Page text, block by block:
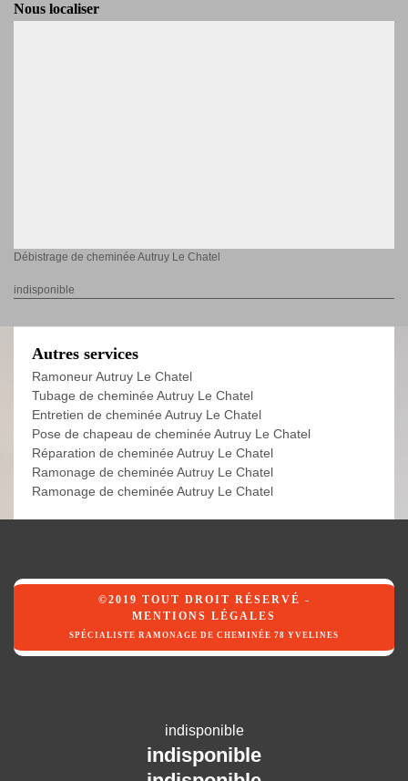
Nous localiser
Débistrage de cheminée Autruy Le Chatel
indisponible
Autres services
Ramoneur Autruy Le Chatel
Tubage de cheminée Autruy Le Chatel
Entretien de cheminée Autruy Le Chatel
Pose de chapeau de cheminée Autruy Le Chatel
Réparation de cheminée Autruy Le Chatel
Ramonage de cheminée Autruy Le Chatel
Ramonage de cheminée Autruy Le Chatel
©2019 TOUT DROIT RÉSERVÉ -
MENTIONS LÉGALES
SPÉCIALISTE RAMONAGE DE CHEMINÉE 78 YVELINES
indisponible
indisponible